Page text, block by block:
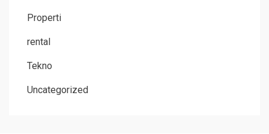
Properti
rental
Tekno
Uncategorized